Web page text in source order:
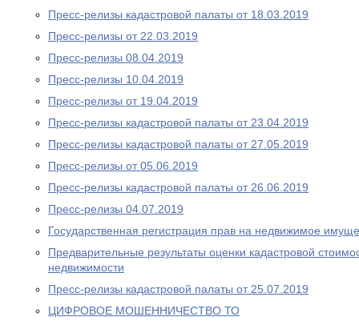
Пресс-релизы кадастровой палаты от 18.03.2019
Пресс-релизы от 22.03.2019
Пресс-релизы 08.04.2019
Пресс-релизы 10.04.2019
Пресс-релизы от 19.04.2019
Пресс-релизы кадастровой палаты от 23.04.2019
Пресс-релизы кадастровой палаты от 27.05.2019
Пресс-релизы от 05.06.2019
Пресс-релизы кадастровой палаты от 26.06.2019
Пресс-релизы 04.07.2019
Государственная регистрация прав на недвижимое
Предварительные результаты оценки кадастровой
недвижимости
Пресс-релизы кадастровой палаты от 25.07.2019
ЦИФРОВОЕ МОШЕННИЧЕСТВО ТО